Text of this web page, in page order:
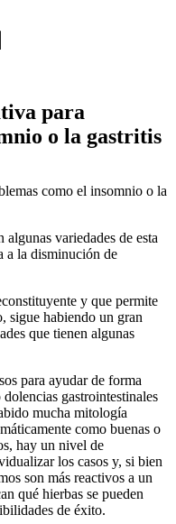
para
o la gastritis
variedades de esta
a la disminución de
y que permite
sigue habiendo un gran
que tienen algunas
para ayudar de forma
gastrointestinales
mucha mitología
como buenas o
hay un nivel de
los casos y, si bien
son más reactivos a un
qué hierbas se pueden
de éxito.